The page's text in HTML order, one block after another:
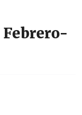
Febrero-